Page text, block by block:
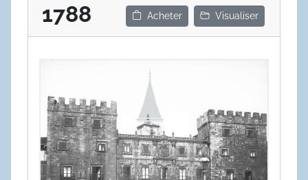
1788 Acheter Visualiser